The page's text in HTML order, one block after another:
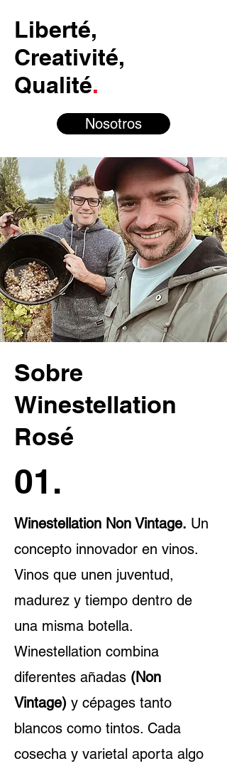
Liberté,
Creativité,
Qualité.
Nosotros
Sobre
Winestellation
Rosé
01.
Winestellation Non Vintage. Un
concepto innovador en vinos.
Vinos que unen juventud,
madurez y tiempo dentro de
una misma botella.
Winestellation combina
diferentes añadas (Non
Vintage) y cépages tanto
blancos como tintos. Cada
cosecha y varietal aporta algo